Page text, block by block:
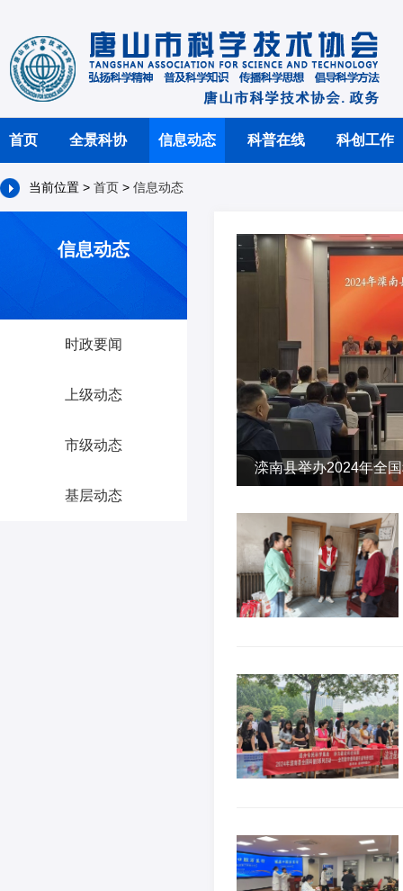
首页 全景科协 信息动态 科普在线 科创工作
当前位置 > 首页 > 信息动态
信息动态
时政要闻
上级动态
市级动态
基层动态
滦南县举办2024年全